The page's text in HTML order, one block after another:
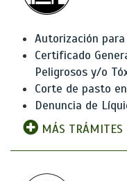
Autorización
Certificado
Peligrosos y/o
Corte de pasto
Denuncia de
MÁS TRÁMITES